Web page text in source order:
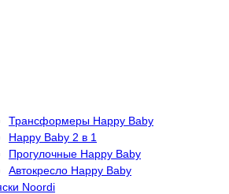
Трансформеры Happy Baby
Happy Baby 2 в 1
Прогулочные Happy Baby
Автокресло Happy Baby
Noordi